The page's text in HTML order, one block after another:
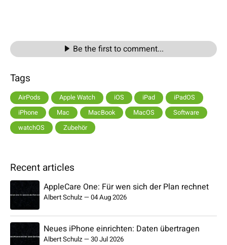
Be the first to comment...
Tags
AirPods Apple Watch iOS iPad
iPadOS
iPhone
Mac MacBook MacOS
Software
watchOS
Zubehör
Recent articles
AppleCare One: Für wen sich der Plan rechnet
Albert Schulz—04 Aug 2026
Neues iPhone einrichten: Daten übertragen
Albert Schulz—30 Jul 2026